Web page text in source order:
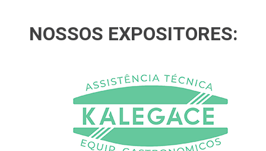
NOSSOS EXPOSITORES: